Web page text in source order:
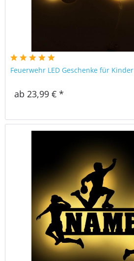
Feuerwehr LED Geschenke für Kinder
ab 23,99 € *